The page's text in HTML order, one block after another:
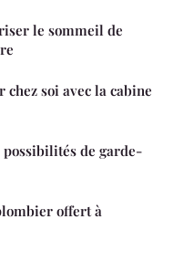
le sommeil de
soi avec la cabine
de garde-
offert à